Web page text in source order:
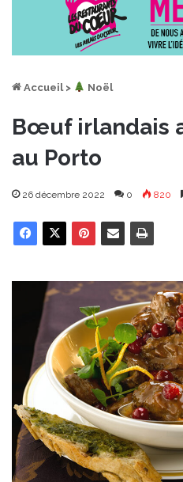
Accueil > ︎ Noël
Bœuf irlandais
au Porto
26 décembre 2022 0 820